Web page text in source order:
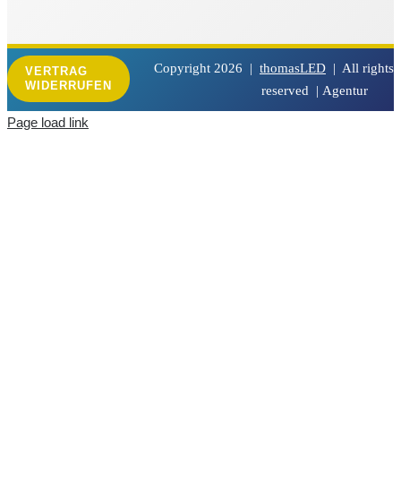
VERTRAG
WIDERRUFEN
Copyright 2026 | thomasLED| All rights
reserved | Agentur
Page load link